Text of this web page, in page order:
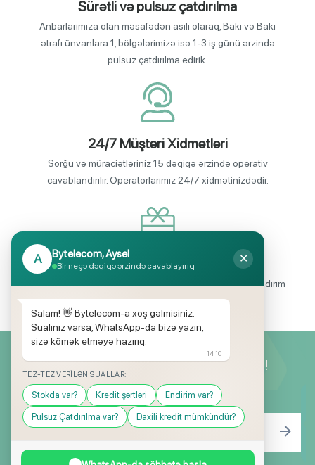
Sürətli və pulsuz çatdırılma
Anbarlarımıza olan məsafədən asılı olaraq, Bakı və Bakı
ətrafı ünvanlara 1, bölgələrimizə isə 1-3 iş günü ərzində
pulsuz çatdırılma edirik.
24/7 Müştəri Xidmətləri
Sorğu və müraciətləriniz 15 dəqiqə ərzində operativ
cavablandırılır. Operatorlarımız 24/7 xidmətinizdədir.
Endirimli məhsul seçimi
Mağazalarımızda mütəmadi olaraq, yüksək məbləğli endirim
və hədiyyə kampaniyaları keçirilir.
Yeniliklərimizdən ilk siz xəbərdar olun!
A Bytelecom, Aysel
Bir neçə dəqiqə ərzində cavablayırıq
✕
Salam! 👋 Bytelecom-a xoş gəlmisiniz.
Sualınız varsa, WhatsApp-da bizə yazın,
sizə kömək etməyə hazırıq.
14:10
TEZ-TEZ VERILƏN SUALLAR:
Stokda var? Kredit şərtləri Endirim var?
Pulsuz Çatdırılma var? Daxili kredit mümkündür?